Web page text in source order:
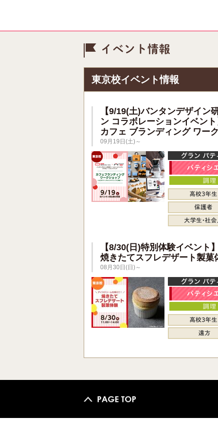
東京校イベント情報
【9/19(土)バンタンデザイン
ン コラボレーションイベン
カフェ ブランディング ワー
09月19日(土)～
【8/30(日)特別体験イベント
焼きたてスフレデザート製菓
08月30日(日)～